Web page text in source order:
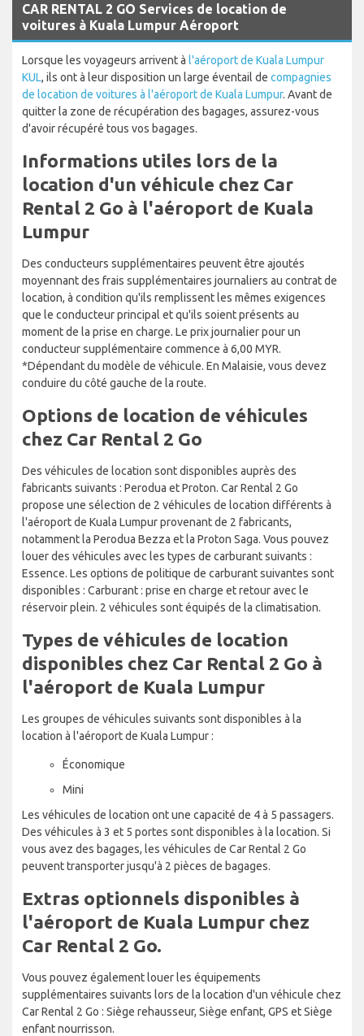
CAR RENTAL 2 GO Services de location de
voitures à Kuala Lumpur Aéroport
Lorsque les voyageurs arrivent à l'aéroport de Kuala Lumpur
KUL, ils ont à leur disposition un large éventail de compagnies
de location de voitures à l'aéroport de Kuala Lumpur. Avant de
quitter la zone de récupération des bagages, assurez-vous
d'avoir récupéré tous vos bagages.
Informations utiles lors de la
location d'un véhicule chez Car
Rental 2 Go à l'aéroport de Kuala
Lumpur
Des conducteurs supplémentaires peuvent être ajoutés
moyennant des frais supplémentaires journaliers au contrat de
location, à condition qu'ils remplissent les mêmes exigences
que le conducteur principal et qu'ils soient présents au
moment de la prise en charge. Le prix journalier pour un
conducteur supplémentaire commence à 6,00 MYR.
*Dépendant du modèle de véhicule. En Malaisie, vous devez
conduire du côté gauche de la route.
Options de location de véhicules
chez Car Rental 2 Go
Des véhicules de location sont disponibles auprès des
fabricants suivants : Perodua et Proton. Car Rental 2 Go
propose une sélection de 2 véhicules de location différents à
l'aéroport de Kuala Lumpur provenant de 2 fabricants,
notamment la Perodua Bezza et la Proton Saga. Vous pouvez
louer des véhicules avec les types de carburant suivants :
Essence. Les options de politique de carburant suivantes sont
disponibles : Carburant : prise en charge et retour avec le
réservoir plein. 2 véhicules sont équipés de la climatisation.
Types de véhicules de location
disponibles chez Car Rental 2 Go à
l'aéroport de Kuala Lumpur
Les groupes de véhicules suivants sont disponibles à la
location à l'aéroport de Kuala Lumpur :
Économique
Mini
Les véhicules de location ont une capacité de 4 à 5 passagers.
Des véhicules à 3 et 5 portes sont disponibles à la location. Si
vous avez des bagages, les véhicules de Car Rental 2 Go
peuvent transporter jusqu'à 2 pièces de bagages.
Extras optionnels disponibles à
l'aéroport de Kuala Lumpur chez
Car Rental 2 Go.
Vous pouvez également louer les équipements
supplémentaires suivants lors de la location d'un véhicule chez
Car Rental 2 Go : Siège rehausseur, Siège enfant, GPS et Siège
enfant nourrisson.